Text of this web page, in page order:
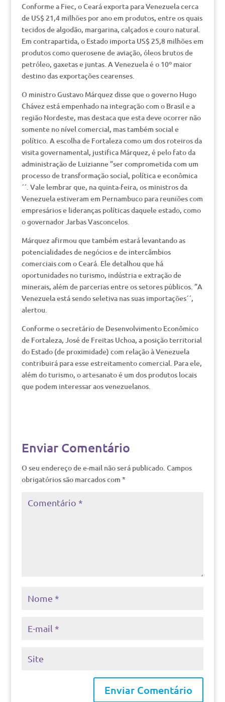
Conforme a Fiec, o Ceará exporta para Venezuela cerca
de US$ 21,4 milhões por ano em produtos, entre os quais
tecidos de algodão, margarina, calçados e couro natural.
Em contrapartida, o Estado importa US$ 25,8 milhões em
produtos como querosene de aviação, óleos brutos de
petróleo, gaxetas e juntas. A Venezuela é o 10º maior
destino das exportações cearenses.
O ministro Gustavo Márquez disse que o governo Hugo
Chávez está empenhado na integração com o Brasil e a
região Nordeste, mas destaca que esta deve ocorrer não
somente no nível comercial, mas também social e
político. A escolha de Fortaleza como um dos roteiros da
visita governamental, justifica Márquez, é pelo fato da
administração de Luizianne ”ser comprometida com um
processo de transformação social, política e econômica
´´. Vale lembrar que, na quinta-feira, os ministros da
Venezuela estiveram em Pernambuco para reuniões com
empresários e lideranças políticas daquele estado, como
o governador Jarbas Vasconcelos.
Márquez afirmou que também estará levantando as
potencialidades de negócios e de intercâmbios
comerciais com o Ceará. Ele detalhou que há
oportunidades no turismo, indústria e extração de
minerais, além de parcerias entre os setores públicos. ”A
Venezuela está sendo seletiva nas suas importações´´,
alertou.
Conforme o secretário de Desenvolvimento Econômico
de Fortaleza, José de Freitas Uchoa, a posição territorial
do Estado (de proximidade) com relação à Venezuela
contribuirá para esse estreitamento comercial. Para ele,
além do turismo, o artesanato é um dos produtos locais
que podem interessar aos venezuelanos.
Enviar Comentário
O seu endereço de e-mail não será publicado. Campos
obrigatórios são marcados com *